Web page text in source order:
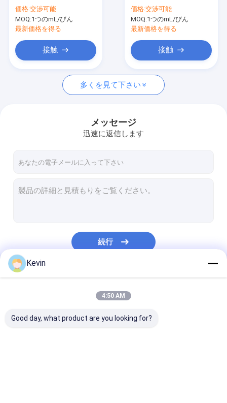
品質管理
私達に連絡しなさい
引用を要求しなさい
磁気ポリマー ビード
磁気アガロースのビード
磁気ビード蛋白質の浄化
DNAの図書館の構造キット
磁気分離の棚
mg/ml 1つのmL
価格:交渉可能
MOQ:1つのmL/びん
最新価格を得る
接触
の磁気ビード1つのmL
価格:交渉可能
MOQ:1つのmL/びん
最新価格を得る
接触
多くを見て下さい
メッセージ
迅速に返信します
続行
Kevin
4:50 AM
Good day, what product are you looking for?